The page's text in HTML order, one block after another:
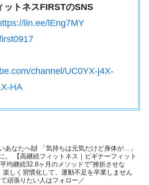
ットネスFIRSTのSNS
lin.ee/lEng7MY
channel/UC0YX-j4X-
HA
あなたへ🙌
「気持ちは元気だけど身体が…」
。
【高継続フィットネス｜ビギナーフィット
平均継続32.8ヶ月のメソッドで"挫折させな
楽しく習慣化して、運動不足を卒業しません
頑張りたい人はフォロー／